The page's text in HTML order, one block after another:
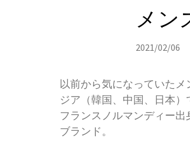
メン
2021/02/06
以前から気になっていた
ジア（韓国、中国、日本
フランスノルマンディー
ブランド。